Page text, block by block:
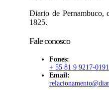
Diario de Pernambuco,
1825.
Fale conosco
Fones:
+ 55 81 9 9217-0191
Email: